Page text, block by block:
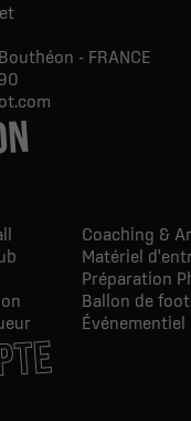
- FRANCE
Coaching &
Matériel
Préparation
Ballon de
Événementiel